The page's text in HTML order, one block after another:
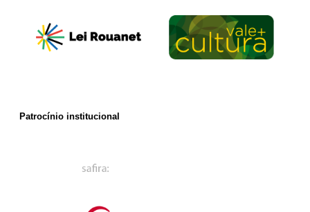
Patrocínio institucional